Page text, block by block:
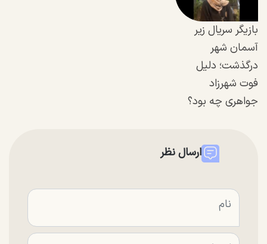
بازیگر سریال زیر
آسمان شهر
درگذشت؛ دلیل
فوت شهرزاد
جواهری چه بود؟
ارسال نظر